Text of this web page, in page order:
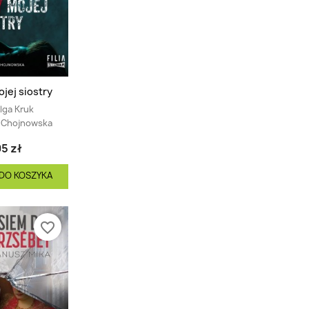
siostry
Kruk
zł
KOSZYKA
favorite_border